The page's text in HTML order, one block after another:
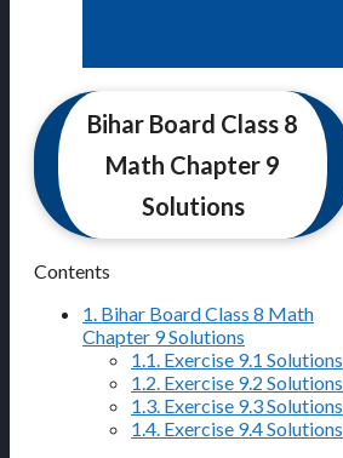
Bihar Board Class 8
Math Chapter 9
Solutions
Contents
1. Bihar Board Class 8 Math
Chapter 9 Solutions
1.1. Exercise 9.1 Solutions
1.2. Exercise 9.2 Solutions
1.3. Exercise 9.3 Solutions
1.4. Exercise 9.4 Solutions